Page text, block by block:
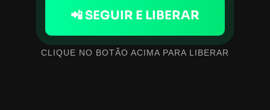
📲 SEGUIR E LIBERAR
CLIQUE NO BOTÃO ACIMA PARA LIBERAR